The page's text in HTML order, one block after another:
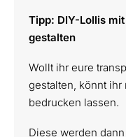
Tipp: DIY-Lollis
gestalten
Wollt ihr eure
gestalten, könnt
bedrucken lassen.
Diese werden